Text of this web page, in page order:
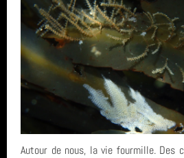
formation
centre de
carrière
Sortie
L'Estartit
année 2011 (1)
année 2010
année 2008
année 2007 (3)
année 2006
Autour de nous, la vie fourmille. Des